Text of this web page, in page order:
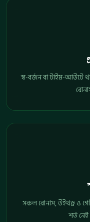
স্ব-বর্জন বা টাইম-আউটে
সকল বোনাস, উইথড্র ও
শর্ত